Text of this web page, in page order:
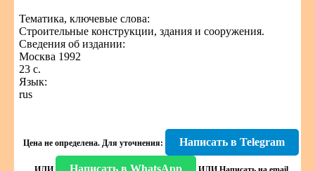
Тематика, ключевые слова:
Строительные конструкции, здания и сооружения.
Сведения об издании:
Москва 1992
23 с.
Язык:
rus
Цена не определена. Для уточнения: Написать в Telegram
Написать в WhatsApp